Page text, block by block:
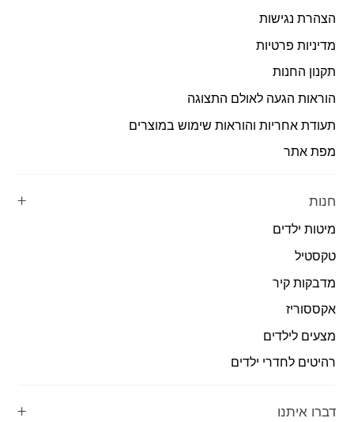
הצהרת נגישות
מדיניות פרטיות
תקנון החנות
הוראות הגעה לאולם התצוגה
תעודת אחריות והוראות שימוש במוצרים
מפת אתר
חנות
מיטות ילדים
טקסטיל
מדבקות קיר
אקססוריז
מצעים לילדים
רהיטים לחדרי ילדים
דברו איתנו